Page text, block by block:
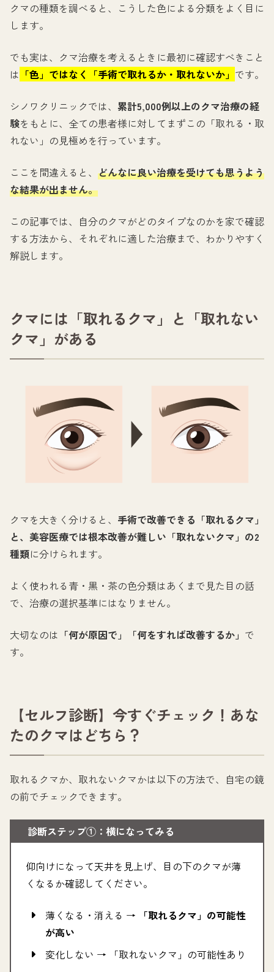
クマの種類を調べると、こうした色による分類をよく目に
します。
でも実は、クマ治療を考えるときに最初に確認すべきこと
は 「色」ではなく「手術で取れるか・取れないか」 です。
シノワクリニックでは、 累計5,000例以上のクマ治療の経
験をもとに、全ての患者様に対してまずこの「取れる・取
れない」の見極めを行っています。
ここを間違えると、 どんなに良い治療を受けても思うよう
な結果が出ません。
この記事では、自分のクマがどのタイプなのかを家で確認
する方法から、それぞれに適した治療まで、わかりやすく
解説します。
クマには「取れるクマ」と「取れない
クマ」がある
クマを大きく分けると、 手術で改善できる「取れるクマ」
と、美容医療では根本改善が難しい「取れないクマ」の2
種類に分けられます。
よく使われる青・黒・茶の色分類はあくまで見た目の話
で、治療の選択基準にはなりません。
大切なのは 「何が原因で」「何をすれば改善するか」 で
す。
【セルフ診断】今すぐチェック！あな
たのクマはどちら？
取れるクマか、取れないクマかは以下の方法で、自宅の鏡
の前でチェックできます。
診断ステップ①：横になってみる
仰向けになって天井を見上げ、目の下のクマが薄
くなるか確認してください。
薄くなる・消える →
「取れるクマ」の可能性
が高い
変化しない → 「取れないクマ」の可能性あり